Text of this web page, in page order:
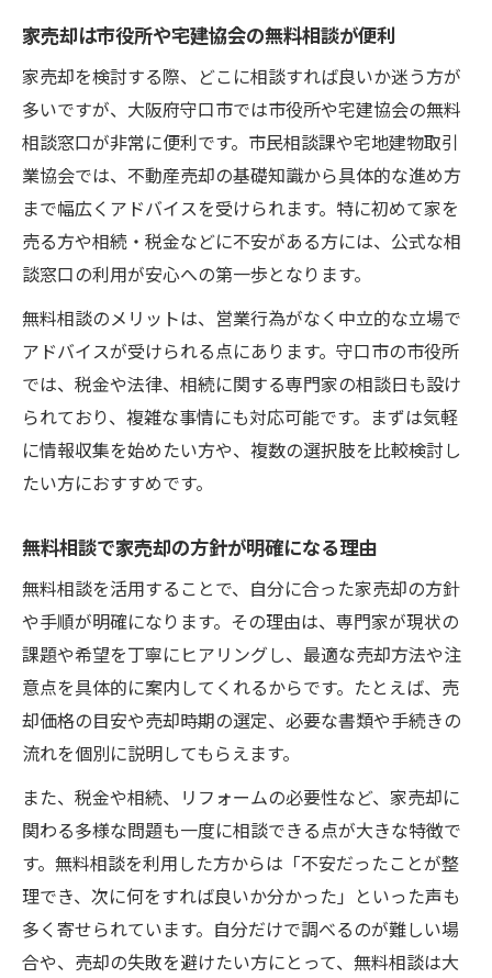
家売却は市役所や宅建協会の無料相談が便利
家売却を検討する際、どこに相談すれば良いか迷う方が
多いですが、大阪府守口市では市役所や宅建協会の無料
相談窓口が非常に便利です。市民相談課や宅地建物取引
業協会では、不動産売却の基礎知識から具体的な進め方
まで幅広くアドバイスを受けられます。特に初めて家を
売る方や相続・税金などに不安がある方には、公式な相
談窓口の利用が安心への第一歩となります。
無料相談のメリットは、営業行為がなく中立的な立場で
アドバイスが受けられる点にあります。守口市の市役所
では、税金や法律、相続に関する専門家の相談日も設け
られており、複雑な事情にも対応可能です。まずは気軽
に情報収集を始めたい方や、複数の選択肢を比較検討し
たい方におすすめです。
無料相談で家売却の方針が明確になる理由
無料相談を活用することで、自分に合った家売却の方針
や手順が明確になります。その理由は、専門家が現状の
課題や希望を丁寧にヒアリングし、最適な売却方法や注
意点を具体的に案内してくれるからです。たとえば、売
却価格の目安や売却時期の選定、必要な書類や手続きの
流れを個別に説明してもらえます。
また、税金や相続、リフォームの必要性など、家売却に
関わる多様な問題も一度に相談できる点が大きな特徴で
す。無料相談を利用した方からは「不安だったことが整
理でき、次に何をすれば良いか分かった」といった声も
多く寄せられています。自分だけで調べるのが難しい場
合や、売却の失敗を避けたい方にとって、無料相談は大